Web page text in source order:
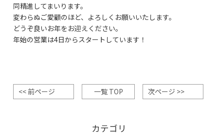
同精進してまいります。
変わらぬご愛顧のほど、よろしくお願いいたします。
どうぞ良いお年をお迎えください。
年始の営業は4日からスタートしています！
<< 前ページ 一覧 TOP 次ページ >>
カテゴリ